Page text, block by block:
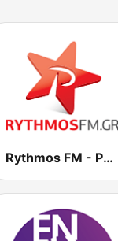
Rythmos FM - Ρυθμος 94.9